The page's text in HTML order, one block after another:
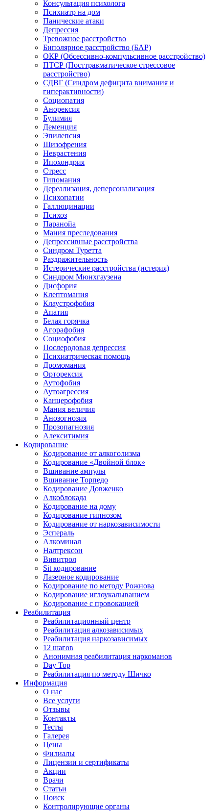
Консультация психолога
Психиатр на дом
Панические атаки
Депрессия
Тревожное расстройство
Биполярное расстройство (БАР)
ОКР (Обсессивно-компульсивное расстройство)
ПТСР (Посттравматическое стрессовое
расстройство)
СДВГ (Синдром дефицита внимания и
гиперактивности)
Социопатия
Анорексия
Булимия
Деменция
Эпилепсия
Шизофрения
Неврастения
Ипохондрия
Стресс
Гипомания
Дереализация, деперсонализация
Психопатии
Галлюцинации
Психоз
Паранойа
Мания преследования
Депрессивные расстройства
Синдром Туретта
Раздражительность
Истерические расстройства (истерия)
Синдром Мюнхгаузена
Дисфория
Клептомания
Клаустрофобия
Апатия
Белая горячка
Агорафобия
Социофобия
Послеродовая депрессия
Психиатрическая помощь
Дромомания
Орторексия
Аутофобия
Аутоагрессия
Канцерофобия
Мания величия
Анозогнозия
Прозопагнозия
Алекситимия
Кодирование
Кодирование от алкоголизма
Кодирование «Двойной блок»
Вшивание ампулы
Вшивание Торпедо
Кодирование Довженко
Алкоблокада
Кодирование на дому
Кодирование гипнозом
Кодирование от наркозависимости
Эспераль
Алкоминал
Налтрексон
Вивитрол
Sit кодирование
Лазерное кодирование
Кодирование по методу Рожнова
Кодирование иглоукалыванием
Кодирование с провокацией
Реабилитация
Реабилитационный центр
Реабилитация алкозависимых
Реабилитация наркозависимых
12 шагов
Анонимная реабилитация наркоманов
Day Top
Реабилитация по методу Шичко
Информация
О нас
Все услуги
Отзывы
Контакты
Тесты
Галерея
Цены
Филиалы
Лицензии и сертификаты
Акции
Врачи
Статьи
Поиск
Контролирующие органы